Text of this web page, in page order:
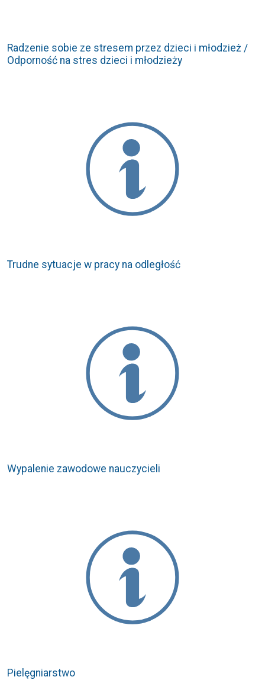
Radzenie sobie ze stresem przez dzieci i młodzież /
Odporność na stres dzieci i młodzieży
Trudne sytuacje w pracy na odległość
Wypalenie zawodowe nauczycieli
Pielęgniarstwo